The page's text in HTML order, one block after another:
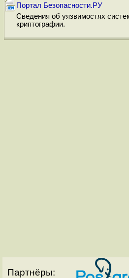
Портал Безопасности.РУ
Сведения об уязвимостях
криптографии.
Партнёры: